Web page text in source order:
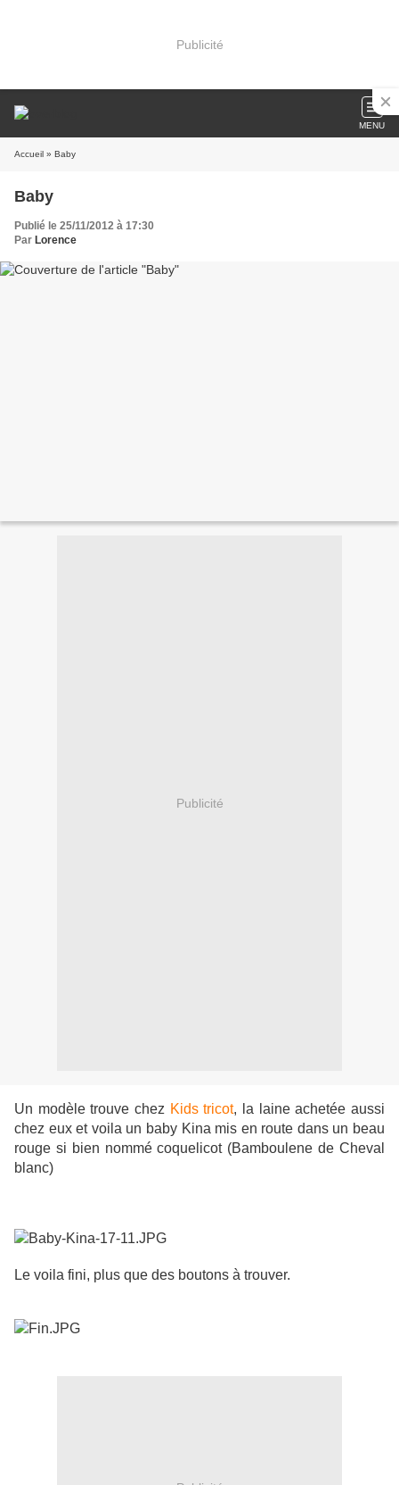
Publicité
MENU
Accueil » Baby
Baby
Publié le 25/11/2012 à 17:30
Par Lorence
Publicité
Un modèle trouve chez Kids tricot, la laine achetée aussi
chez eux et voila un baby Kina mis en route dans un beau
rouge si bien nommé coquelicot (Bamboulene de Cheval
blanc)
Le voila fini, plus que des boutons à trouver.